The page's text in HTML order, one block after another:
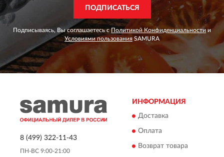
ПОДПИСАТЬСЯ
Подписываясь, Вы соглашаетесь сПолитикой Конфиденциальности и
Условиями пользования SAMURA
8 (499) 322-11-43
ПН-ВС 9:00-21:00
ИНФОРМАЦИЯ
Доставка
Оплата
Возврат товара